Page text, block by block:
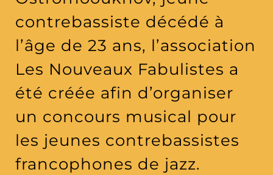
contrebassiste décédé à
l’âge de 23 ans, l’association
Les Nouveaux Fabulistes a
été créée afin d’organiser
un concours musical pour
les jeunes contrebassistes
francophones de jazz.